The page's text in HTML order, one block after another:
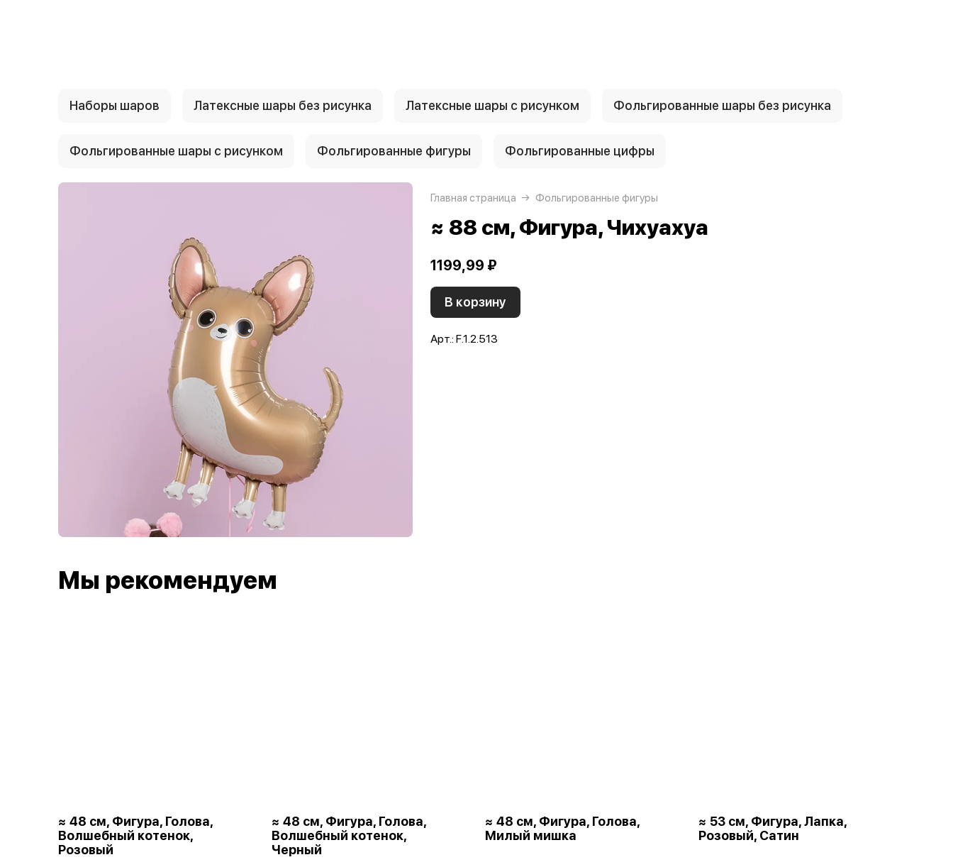
Наборы шаров Латексные шары без рисунка Латексные шары с рисунком Фольгированные шары без рисунка
Фольгированные шары с рисунком Фольгированные фигуры Фольгированные цифры
Главная страница Фольгированные фигуры
≈ 88 см, Фигура, Чихуахуа
1199,99 ₽
В корзину
Арт.: F.1.2.513
Мы рекомендуем
≈ 48 см, Фигура, Голова,
Волшебный котенок,
Розовый
≈ 48 см, Фигура, Голова,
Волшебный котенок,
Черный
≈ 48 см, Фигура, Голова,
Милый мишка
≈ 53 см, Фигура, Лапка,
Розовый, Сатин